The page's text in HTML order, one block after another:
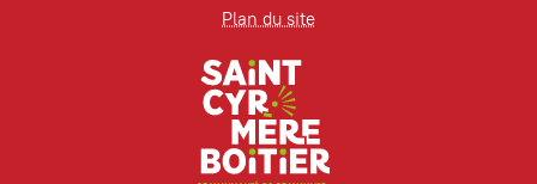
Plan du site